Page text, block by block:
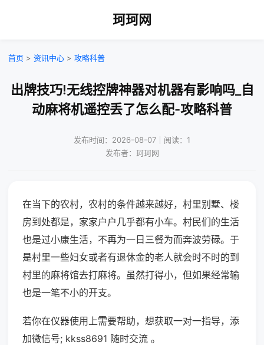
珂珂网
首页 > 资讯中心 > 攻略科普
出牌技巧!无线控牌神器对机器有影响吗_自
动麻将机遥控丢了怎么配-攻略科普
发布时间：2026-08-07｜阅读：1
发布者：珂珂网
在当下的农村，农村的条件越来越好，村里别墅、楼
房到处都是，家家户户几乎都有小车。村民们的生活
也是过小康生活，不再为一日三餐为而奔波劳碌。于
是村里一些妇女或者有退休金的老人就会时不时的到
村里的麻将馆去打麻将。虽然打得小，但如果经常输
也是一笔不小的开支。
若你在仪器使用上需要帮助，想获取一对一指导，添
加微信号; kkss8691 随时交流 。